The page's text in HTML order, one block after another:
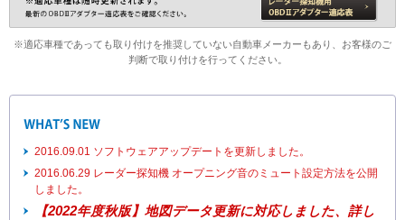
※適応車種であっても取り付けを推奨していない自動車メーカーもあり、お客様のご
判断で取り付けを行ってください。
2016.09.01 ソフトウェアアップデートを更新しました。
2016.06.29 レーダー探知機 オープニング音のミュート設定方法を公開
しました。
【2022年度秋版】地図データ更新に対応しました、詳し